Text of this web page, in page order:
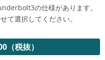
の仕様があります。
て選択してください。
（税抜）